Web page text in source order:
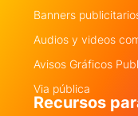
Banners
Audios y videos
Avisos Gráficos
Via pública
Recursos